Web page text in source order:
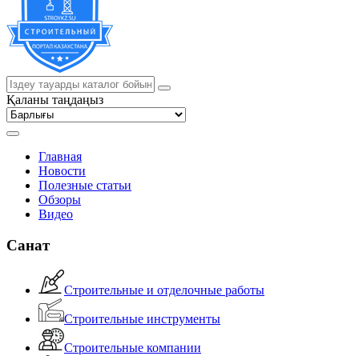
Қаланы таңдаңыз
Главная
Новости
Полезные статьи
Обзоры
Видео
Санат
Строительные и отделочные работы
Строительные инструменты
Строительные компании